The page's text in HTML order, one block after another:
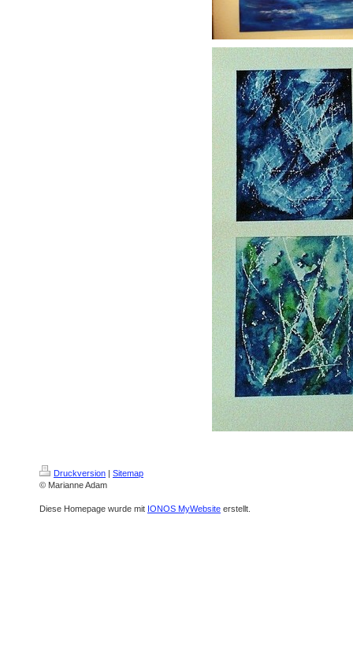
Druckversion | Sitemap
© Marianne Adam
Diese Homepage wurde mit IONOS MyWebsite erstellt.